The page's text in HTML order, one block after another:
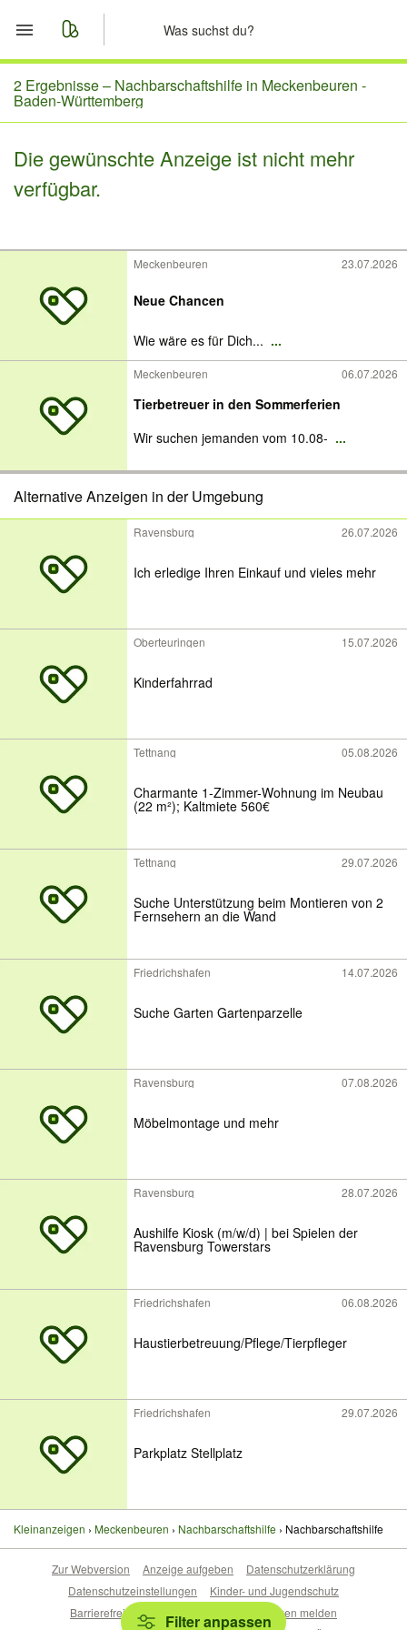
Start
Merkliste
Nachrichten
2 Ergebnisse – Nachbarschaftshilfe in Meckenbeuren -
Baden-Württemberg
Die gewünschte Anzeige ist nicht mehr
verfügbar.
Meckenbeuren 23.07.2026
Neue Chancen
Wie wäre es für Dich... ...
Meckenbeuren 06.07.2026
Tierbetreuer in den Sommerferien
Wir suchen jemanden vom 10.08- ...
Alternative Anzeigen in der Umgebung
Ravensburg 26.07.2026
Ich erledige Ihren Einkauf und vieles mehr
Oberteuringen 15.07.2026
Kinderfahrrad
Tettnang 05.08.2026
Charmante 1-Zimmer-Wohnung im Neubau
(22 m²); Kaltmiete 560€
Tettnang 29.07.2026
Suche Unterstützung beim Montieren von 2
Fernsehern an die Wand
Friedrichshafen 14.07.2026
Suche Garten Gartenparzelle
Ravensburg 07.08.2026
Möbelmontage und mehr
Ravensburg 28.07.2026
Aushilfe Kiosk (m/w/d) | bei Spielen der
Ravensburg Towerstars
Friedrichshafen 06.08.2026
Haustierbetreuung/Pflege/Tierpfleger
Friedrichshafen 29.07.2026
Parkplatz Stellplatz
Kleinanzeigen Meckenbeuren Nachbarschaftshilfe Nachbarschaftshilfe
Filter anpassen
Zur Webversion Anzeige aufgeben
Datenschutzerklärung
Datenschutzeinstellungen
Kinder- und Jugendschutz
Barrierefreiheitserklärung
Sicherheitslücken melden